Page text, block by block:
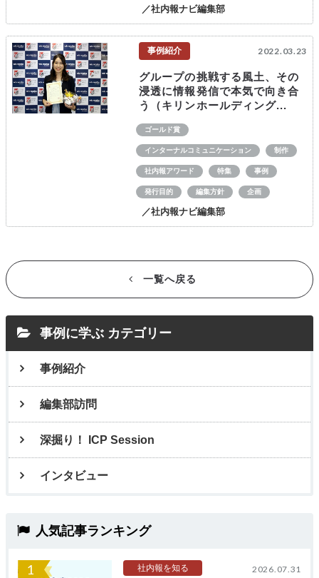
／社内報ナビ編集部
事例紹介 2022.03.23
グループの挑戦する風土、その
浸透に情報発信で本気で向き合
う（キリンホールディング...
ゴールド賞
インターナルコミュニケーション 制作
社内報アワード 特集 事例
発行目的 編集方針 企画
／社内報ナビ編集部
一覧へ戻る
事例に学ぶ カテゴリー
事例紹介
編集部訪問
深掘り！ ICP Session
インタビュー
人気記事ランキング
1 社内報を知る 2026.07.31